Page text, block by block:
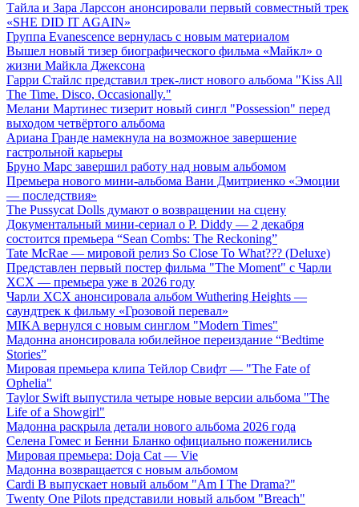
Тайла и Зара Ларссон анонсировали первый совместный трек
«SHE DID IT AGAIN»
Группа Evanescence вернулась с новым материалом
Вышел новый тизер биографического фильма «Майкл» о
жизни Майкла Джексона
Гарри Стайлс представил трек-лист нового альбома "Kiss All
The Time. Disco, Occasionally."
Мелани Мартинес тизерит новый сингл "Possession" перед
выходом четвёртого альбома
Ариана Гранде намекнула на возможное завершение
гастрольной карьеры
Бруно Марс завершил работу над новым альбомом
Премьера нового мини-альбома Вани Дмитриенко «Эмоции
— последствия»
The Pussycat Dolls думают о возвращении на сцену
Документальный мини-сериал о P. Diddy — 2 декабря
состоится премьера “Sean Combs: The Reckoning”
Tate McRae — мировой релиз So Close To What??? (Deluxe)
Представлен первый постер фильма "The Moment" с Чарли
XCX — премьера уже в 2026 году
Чарли XCX анонсировала альбом Wuthering Heights —
саундтрек к фильму «Грозовой перевал»
MIKA вернулся с новым синглом "Modern Times"
Мадонна анонсировала юбилейное переиздание “Bedtime
Stories”
Мировая премьера клипа Тейлор Свифт — "The Fate of
Ophelia"
Taylor Swift выпустила четыре новые версии альбома "The
Life of a Showgirl"
Мадонна раскрыла детали нового альбома 2026 года
Селена Гомес и Бенни Бланко официально поженились
Мировая премьера: Doja Cat — Vie
Мадонна возвращается с новым альбомом
Cardi B выпускает новый альбом "Am I The Drama?"
Twenty One Pilots представили новый альбом "Breach"